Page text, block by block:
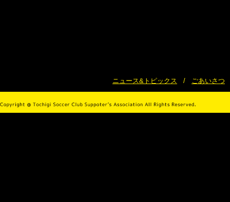
ニュース&トピックス / ごあいさつ